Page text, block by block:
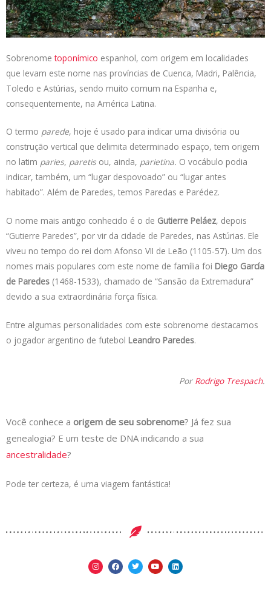
s
A
p
e
d
I
b
o
o
t
e
r
L
i
n
Sobrenometoponímico espanhol, com origem em localidades
que levam este nome nas províncias de Cuenca, Madri, Palência,
Toledo e Astúrias, sendo muito comum na Espanha e,
consequentemente, na América Latina.
O termo parede, hoje é usado para indicar uma divisória ou
construção vertical que delimita determinado espaço, tem origem
no latim paries, paretisou, ainda, parietina. O vocábulo podia
indicar, também, um “lugar despovoado” ou “lugar antes
habitado”. Além de Paredes, temos Paredas e Parédez.
O nome mais antigo conhecido é o de Gutierre Peláez, depois
“Gutierre Paredes”, por vir da cidade de Paredes, nas Astúrias. Ele
viveu no tempo do rei dom Afonso VII de Leão (1105-57). Um dos
nomes mais populares com este nome de família foi Diego García
de Paredes (1468-1533), chamado de “Sansão da Extremadura”
devido a sua extraordinária força física.
Entre algumas personalidades com este sobrenome destacamos
o jogador argentino de futebol Leandro Paredes.
Por Rodrigo Trespach.
Você conhece a origem de seu sobrenome? Já fez sua
genealogia? E um teste de DNA indicando a sua
ancestralidade?
Pode ter certeza, é uma viagem fantástica!